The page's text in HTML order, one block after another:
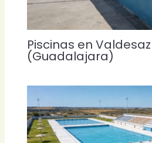
Piscinas en Valdesaz
(Guadalajara)